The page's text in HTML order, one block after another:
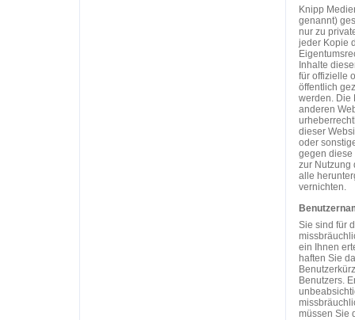
Knipp
genannt)
nur zu
jeder Kopie
Inhalte
für offizielle
öffentlich
werden. Die
anderen
dieser
oder
gegen diese
zur Nutzung
alle
vernichten.
Sie sind für
ein Ihnen
haften Sie
Benutzers.
müssen Sie